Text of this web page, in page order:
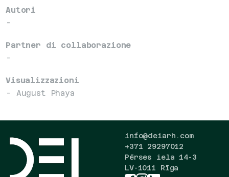
Autori
-
Partner di collaborazione
-
Visualizzazioni
- August Phaya
info@deiarh.com
+371 29297012
Pērses iela 14-3
LV-1011 Rīga